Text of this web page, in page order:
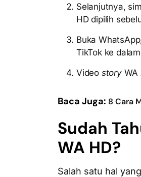
Selanjutnya,
HD dipilih
Buka
TikTok ke dalam
Video storyWA
Baca Juga: 8 Cara
Sudah
WA HD?
Salah satu hal